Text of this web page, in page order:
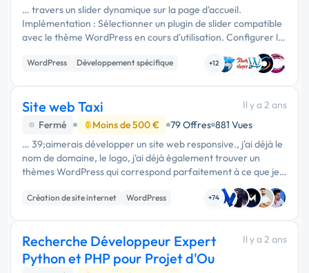
… travers un slider dynamique sur la page d'accueil.
Implémentation : Sélectionner un plugin de slider compatible
avec le thème WordPress en cours d'utilisation. Configurer le
résumé …
WordPress
Développement spécifique
+12
Site web Taxi
Il y a 2 ans
Fermé
Moins de 500 € 79 Offres 881 Vues
… 39;aimerais développer un site web responsive., j'ai déjà le
nom de domaine, le logo, j'ai déjà également trouver un
thèmes WordPress qui correspond parfaitement à ce que je
souhaite, j'aimerais trouver un développeur qui peut me le …
Création de site internet WordPress +74
Recherche Développeur Expert
Python et PHP pour Projet d'Ou
Il y a 2 ans